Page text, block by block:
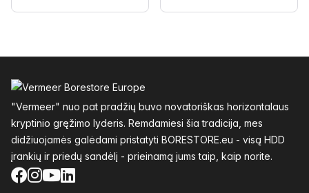
"Vermeer" nuo pat pradžių buvo novatoriškas horizontalaus
kryptinio gręžimo lyderis. Remdamiesi šia tradicija, mes
didžiuojamės galėdami pristatyti BORESTORE.eu - visą HDD
įrankių ir priedų sandėlį - prieinamą jums taip, kaip norite.
Facebook
Instagram
YouTube
LinkedIn